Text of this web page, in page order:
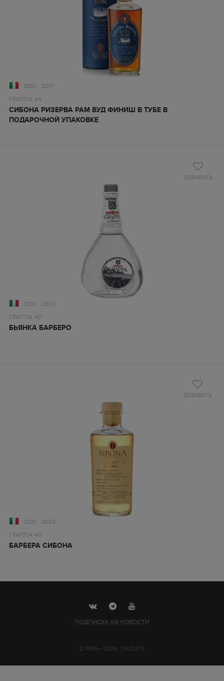
DOC
2017
ГРАППА 44
СИБОНА РИЗЕРВА РАМ ВУД ФИНИШ В ТУБЕ В
ПОДАРОЧНОЙ УПАКОВКЕ
ДОБАВИТЬ
DOC
2020
ГРАППА 40
БЬЯНКА БАРБЕРО
ДОБАВИТЬ
DOC
2023
ГРАППА 40
БАРБЕРА СИБОНА
ПОДПИСКА НА НОВОСТИ
© 1995—2026, ЛАДОГА